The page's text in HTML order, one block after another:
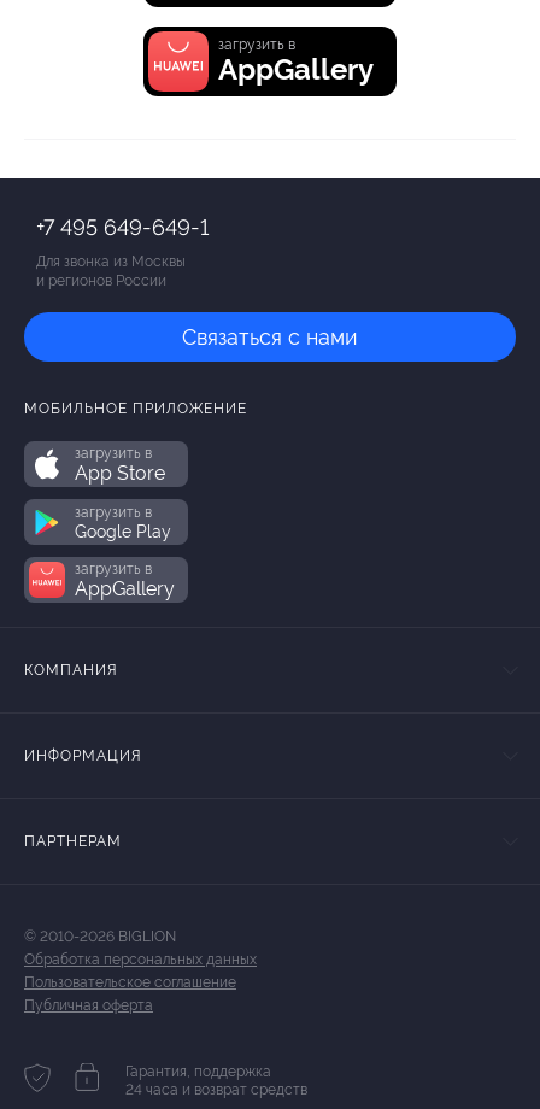
загрузить в
AppGallery
+7 495 649-649-1
Для звонка из Москвы
и регионов России
Связаться с нами
МОБИЛЬНОЕ ПРИЛОЖЕНИЕ
загрузить в
App Store
загрузить в
Google Play
загрузить в
AppGallery
КОМПАНИЯ
ИНФОРМАЦИЯ
ПАРТНЕРАМ
© 2010-2026 BIGLION
Обработка персональных данных
Пользовательское соглашение
Публичная оферта
Гарантия, поддержка
24 часа и возврат средств